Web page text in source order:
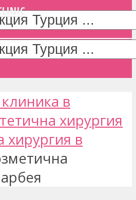
в
хирургия
хирургия в